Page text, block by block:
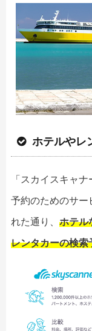
ホテルやレ
「スカイスキャ
予約のためのサー
れた通り、 ホテル
レンタカーの検索